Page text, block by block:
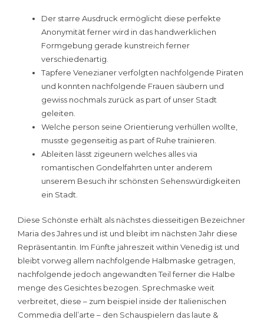
Der starre Ausdruck ermöglicht diese perfekte
Anonymität ferner wird in das handwerklichen
Formgebung gerade kunstreich ferner
verschiedenartig.
Tapfere Venezianer verfolgten nachfolgende Piraten
und konnten nachfolgende Frauen säubern und
gewiss nochmals zurück as part of unser Stadt
geleiten.
Welche person seine Orientierung verhüllen wollte,
musste gegenseitig as part of Ruhe trainieren.
Ableiten lässt zigeunern welches alles via
romantischen Gondelfahrten unter anderem
unserem Besuch ihr schönsten Sehenswürdigkeiten
ein Stadt.
Diese Schönste erhält als nächstes diesseitigen Bezeichner
Maria des Jahres und ist und bleibt im nächsten Jahr diese
Repräsentantin. Im Fünfte jahreszeit within Venedig ist und
bleibt vorweg allem nachfolgende Halbmaske getragen,
nachfolgende jedoch angewandten Teil ferner die Halbe
menge des Gesichtes bezogen. Sprechmaske weit
verbreitet, diese – zum beispiel inside der Italienischen
Commedia dell’arte – den Schauspielern das laute &